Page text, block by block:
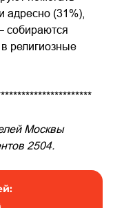
(31%),
собираются
религиозные
Москвы
2504.